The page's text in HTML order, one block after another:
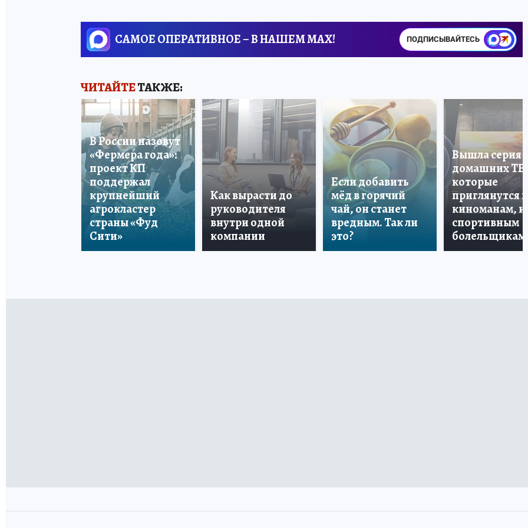
САМОЕ ОПЕРАТИВНОЕ – В НАШЕМ MAX! ПОДПИСЫВАЙТЕСЬ
ЧИТАЙТЕТАКЖЕ:
В России назовут
«Фермера года»:
проект КП
поддержал
крупнейший
агрокластер
страны «Фуд
Сити»
Как вырасти до
руководителя
внутри одной
компании
Если добавить
мёд в горячий
чай, он станет
вредным. Так ли
это?
Вышла серия
домашних ТВ,
которые
приглянутся и
киноманам, и
спортивным
болельщикам